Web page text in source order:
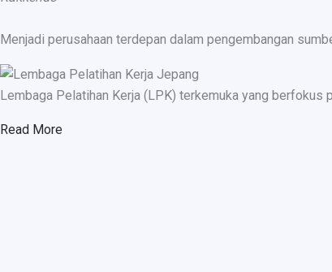
Menjadi perusahaan terdepan dalam pengembangan
Lembaga Pelatihan Kerja (LPK) terkemuka yang berfokus
Read More